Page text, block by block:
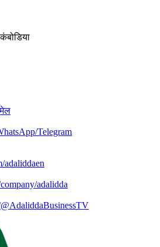
Telegram
adaliddaen
adalidda